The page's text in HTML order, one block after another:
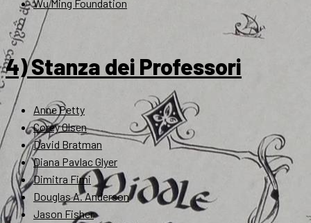
Wu Ming Foundation
4) Stanza dei Professori
Anne Petty
Corey Olsen
David Bratman
Diana Pavlac Glyer
Dimitra Fimi
Douglas A. Anderson
Jason Fisher